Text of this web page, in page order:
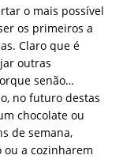
o mais possível
os primeiros a
Claro que é
outras
senão…
no futuro destas
chocolate ou
de semana,
ou a cozinharem